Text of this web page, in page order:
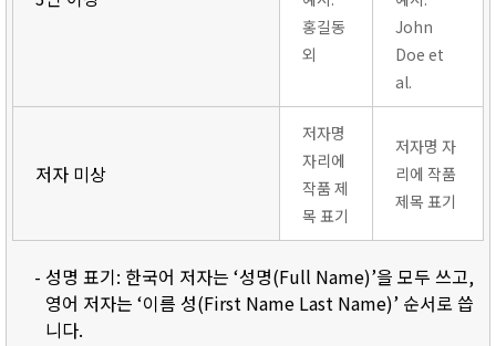
홍길동
외
John
Doe et
al.
저자 미상
저자명
자리에
작품 제
목 표기
저자명 자
리에 작품
제목 표기
- 성명 표기: 한국어 저자는 ‘성명(Full Name)’을 모두 쓰고,
영어 저자는 ‘이름 성(First Name Last Name)’ 순서로 씁
니다.